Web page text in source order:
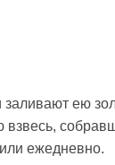
ею
взвесь,
ежедневно.